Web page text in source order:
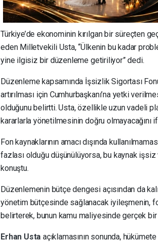
Türkiye’de ekonominin kırılgan bir süreçten
eden Milletvekili Usta, “Ülkenin bu kadar
yine ilgisiz bir düzenleme getiriliyor” dedi.
Düzenleme kapsamında İşsizlik Sigortası
artırılması için Cumhurbaşkanı’na yetki
olduğunu belirtti. Usta, özellikle uzun vadeli
kararlarla yönetilmesinin doğru olmayacağını
Fon kaynaklarının amacı dışında
fazlası olduğu düşünülüyorsa, bu kaynak
konuştu.
Düzenlemenin bütçe dengesi açısından da
yönetim bütçesinde sağlanacak iyileşmenin,
belirterek, bunun kamu maliyesinde gerçek
Erhan Usta açıklamasının sonunda,